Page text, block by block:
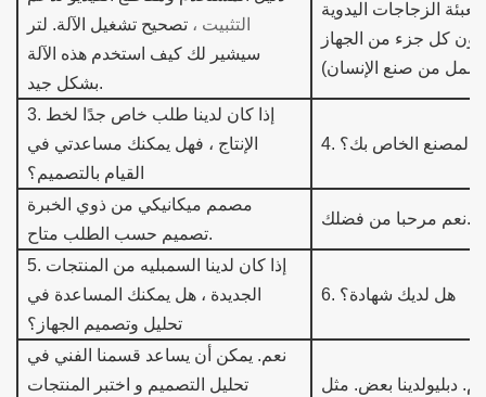
التثبيت ، تصحيح تشغيل الآلة. لتر
سيشير لك كيف استخدم هذه الآلة
بشكل جيد.
3. إذا كان لدينا طلب خاص جدًا لخط
الإنتاج ، فهل يمكنك مساعدتي في
القيام بالتصميم؟
4. المصنع الخاص بك؟
مصمم ميكانيكي من ذوي الخبرة
تصميم حسب الطلبمتاح.
نعم مرحبا من فضلك.
5. إذا كان لدينا السمبليه من المنتجات
الجديدة ، هل يمكنك المساعدة في
تحليل وتصميم الجهاز؟
6. هل لديك شهادة؟
نعم. يمكن أن يساعد قسمنا الفني في
تحليل التصميم و اختبر المنتجات
دبليو